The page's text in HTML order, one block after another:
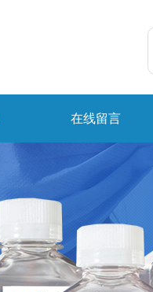
在线留言